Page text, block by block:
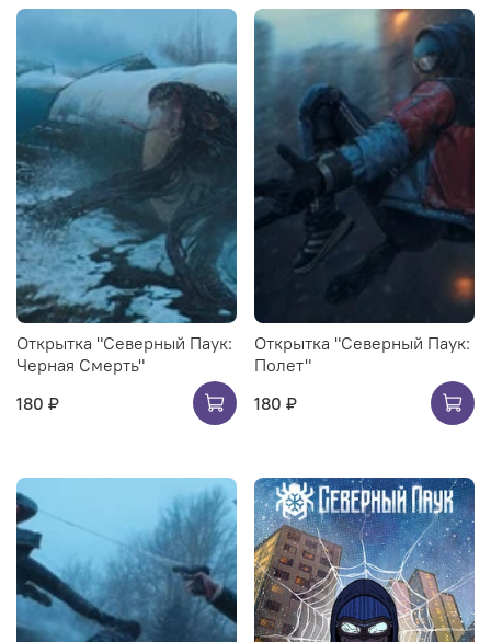
Открытка "Северный Паук:
Черная Смерть"
180 ₽
Открытка "Северный Паук:
Полет"
180 ₽